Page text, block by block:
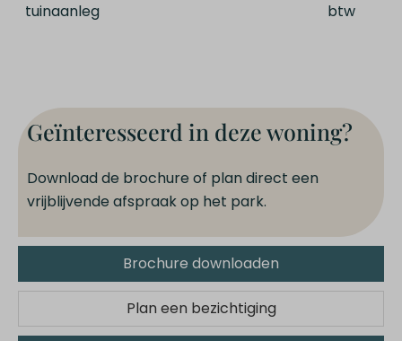
tuinaanleg
btw
Geïnteresseerd in deze woning?
Download de brochure of plan direct een
vrijblijvende afspraak op het park.
Brochure downloaden
Plan een bezichtiging